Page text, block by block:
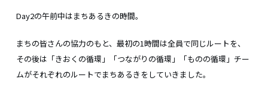
Day2の午前中はまちあるきの時間。
まちの皆さんの協力のもと、最初の1時間は全員で同じルートを、
その後は「きおくの循環」「つながりの循環」「ものの循環」チー
ムがそれぞれのルートでまちあるきをしていきました。